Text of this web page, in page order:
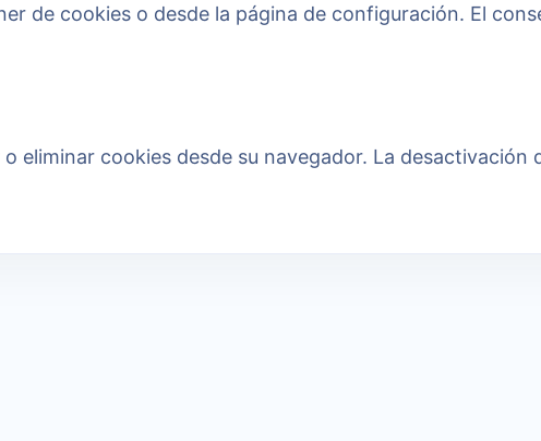
de cookies o desde la página de configuración. El
eliminar cookies desde su navegador. La desactivación